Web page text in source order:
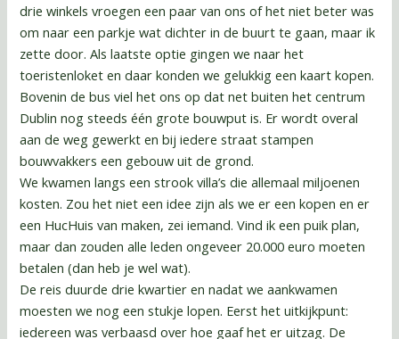
drie winkels vroegen een paar van ons of het niet beter was
om naar een parkje wat dichter in de buurt te gaan, maar ik
zette door. Als laatste optie gingen we naar het
toeristenloket en daar konden we gelukkig een kaart kopen.
Bovenin de bus viel het ons op dat net buiten het centrum
Dublin nog steeds één grote bouwput is. Er wordt overal
aan de weg gewerkt en bij iedere straat stampen
bouwvakkers een gebouw uit de grond.
We kwamen langs een strook villa’s die allemaal miljoenen
kosten. Zou het niet een idee zijn als we er een kopen en er
een HucHuis van maken, zei iemand. Vind ik een puik plan,
maar dan zouden alle leden ongeveer 20.000 euro moeten
betalen (dan heb je wel wat).
De reis duurde drie kwartier en nadat we aankwamen
moesten we nog een stukje lopen. Eerst het uitkijkpunt:
iedereen was verbaasd over hoe gaaf het er uitzag. De